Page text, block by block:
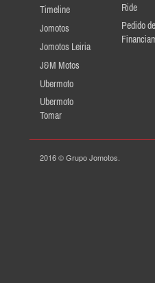
Timeline
Jomotos
Jomotos Leiria
J&M Motos
Ubermoto
Ubermoto
Tomar
Ride
Pedido de
2016 © Grupo Jomotos.